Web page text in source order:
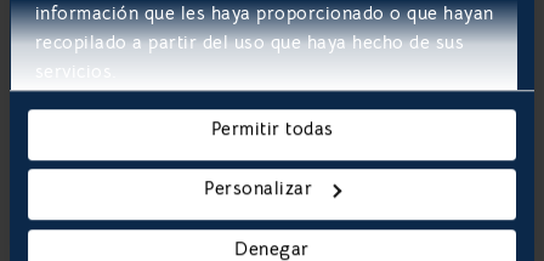
información que les haya proporcionado o que hayan
recopilado a partir del uso que haya hecho de sus
servicios.
Permitir todas
Personalizar
Denegar
Como puedes ver, Odoo 16 puede ayudar a tu empresa
a gestionar todas sus operaciones de forma más
eficiente, gracias a su sencillez y flexibilidad.
¿Quieres integrar Odoo ERP en tu sistema, pero no
sabes por dónde empezar? En Develoop Software,
partners de Odoo, contamos con una amplia
experiencia y casos de éxito en el área del diseño de
software a medida en Odoo. Además, te